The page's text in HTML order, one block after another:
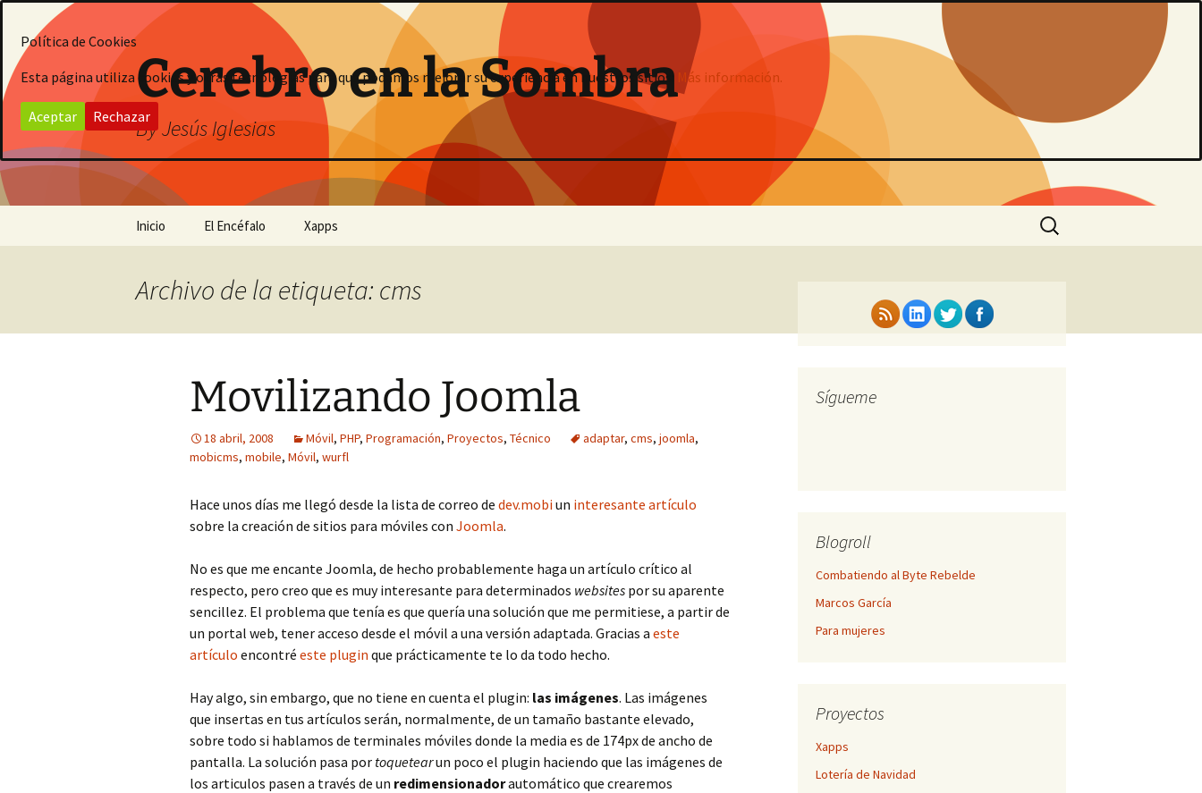
contenido
Cerebro en la Sombra
By Jesús Iglesias
Inicio El Encéfalo Xapps
Buscar:
Archivo de la etiqueta: cms
Movilizando Joomla
18 abril, 2008 Móvil, PHP, Programación, Proyectos, Técnico adaptar, cms, joomla,
mobicms, mobile, Móvil, wurfl
Hace unos días me llegó desde la lista de correo de dev.mobiun interesante artículo
sobre la creación de sitios para móviles con Joomla.
No es que me encante Joomla, de hecho probablemente haga un artículo crítico al
respecto, pero creo que es muy interesante para determinados websites por su aparente
sencillez. El problema que tenía es que quería una solución que me permitiese, a partir de
un portal web, tener acceso desde el móvil a una versión adaptada. Gracias a este
artículo encontré este plugin que prácticamente te lo da todo hecho.
Hay algo, sin embargo, que no tiene en cuenta el plugin: las imágenes. Las imágenes
que insertas en tus artículos serán, normalmente, de un tamaño bastante elevado,
sobre todo si hablamos de terminales móviles donde la media es de 174px de ancho de
pantalla. La solución pasa por toquetearun poco el plugin haciendo que las imágenes de
los articulos pasen a través de un redimensionadorautomático que crearemos
Sígueme
Blogroll
Combatiendo al Byte Rebelde
Marcos García
Para mujeres
Proyectos
Xapps
Lotería de Navidad
Política de Cookies
Esta página utiliza cookies y otras tecnologías para que podamos mejorar su experiencia en nuestros sitios: Más información.
Aceptar Rechazar